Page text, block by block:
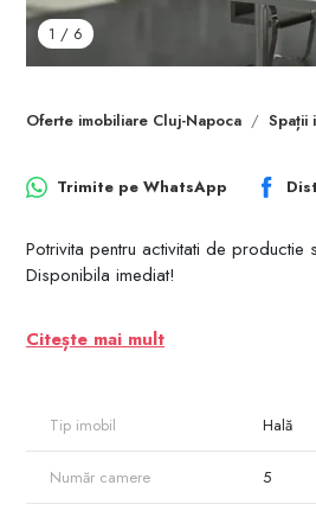
1 / 6
Oferte imobiliare Cluj-Napoca Spații
Trimite pe WhatsApp
Potrivita pentru activitati de productie
Disponibila imediat!
Citește mai mult
Tip imobil Hală
Număr camere 5